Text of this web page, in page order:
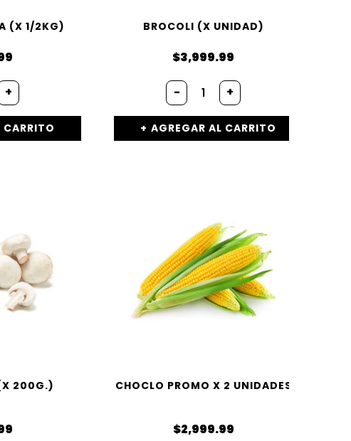
(X 1/2KG)
+
CARRITO
BROCOLI (X UNIDAD)
$3,999.99
- +
AGREGAR AL CARRITO
200G.) CHOCLO PROMO X 2 UNIDADES
$2,999.99